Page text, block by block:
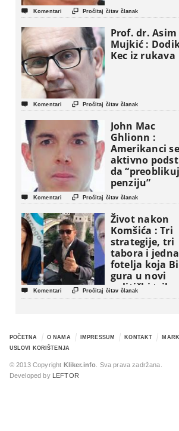
 Komentari  Pročitaj čitav članak
Prof. dr. Asim
Mujkić :
Kec iz rukava
 Komentari  Pročitaj čitav članak
John Mac
Ghlionn :
Amerikanci se
aktivno
da
penziju”
 Komentari  Pročitaj čitav članak
Život nakon
Komšića : Tri
strategije, tri
tabora i jedna
fotelja koja
gura u novi
politički triler
 Komentari  Pročitaj čitav članak
POČETNA O NAMA IMPRESSUM KONTAKT
USLOVI KORIŠTENJA
© 2013 Copyright Kliker.info . Sva prava zadržana.
Developed by
LEFTOR